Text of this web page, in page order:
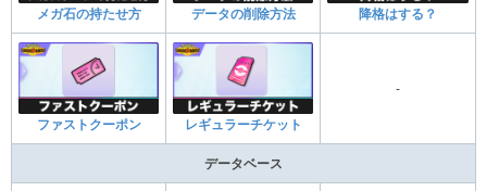
メガ石の持たせ方 データの削除方法 降格はする？
ファストクーポン レギュラーチケット
-
データベース